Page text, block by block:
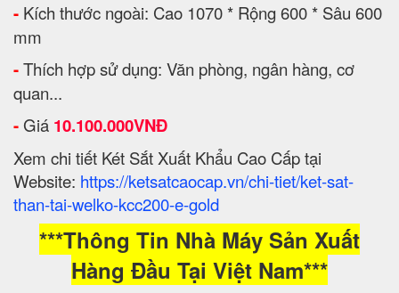
- Kích thước ngoài: Cao 1070 * Rộng 600 * Sâu 600
mm
-Thích hợp sử dụng: Văn phòng, ngân hàng, cơ
quan...
- Giá 10.100.000VNĐ
Xem chi tiết Két Sắt Xuất Khẩu Cao Cấp tại
Website: https://ketsatcaocap.vn/chi-tiet/ket-sat-
than-tai-welko-kcc200-e-gold
***Thông Tin Nhà Máy Sản Xuất
Hàng Đầu Tại Việt Nam***